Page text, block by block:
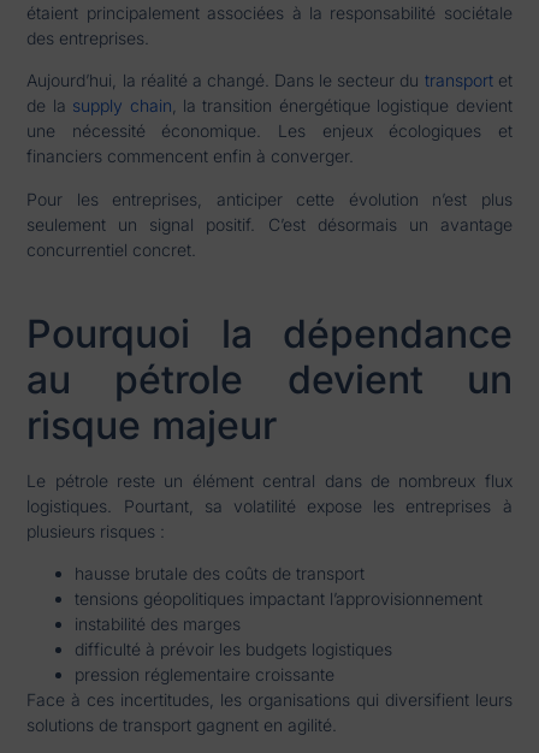
étaient principalement associées à la responsabilité sociétale
des entreprises.
Aujourd’hui, la réalité a changé. Dans le secteur du transport et
de la supply chain , la transition énergétique logistique devient
une nécessité économique. Les enjeux écologiques et
financiers commencent enfin à converger.
Pour les entreprises, anticiper cette évolution n’est plus
seulement un signal positif. C’est désormais un avantage
concurrentiel concret.
Pourquoi la dépendance
au pétrole devient un
risque majeur
Le pétrole reste un élément central dans de nombreux flux
logistiques. Pourtant, sa volatilité expose les entreprises à
plusieurs risques :
hausse brutale des coûts de transport
tensions géopolitiques impactant l’approvisionnement
instabilité des marges
difficulté à prévoir les budgets logistiques
pression réglementaire croissante
Face à ces incertitudes, les organisations qui diversifient leurs
solutions de transport gagnent en agilité.